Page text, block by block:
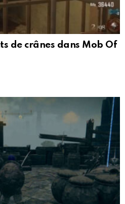
de crânes dans Mob Of